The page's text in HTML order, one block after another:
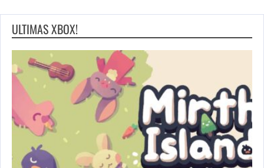
ULTIMAS XBOX!